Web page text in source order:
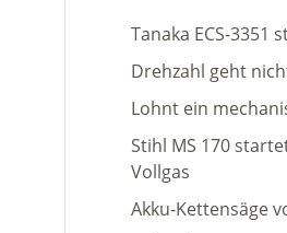
Tanaka ECS-3351
Drehzahl geht
Lohnt ein
Stihl MS 170
Vollgas
Akku-Kettensäge